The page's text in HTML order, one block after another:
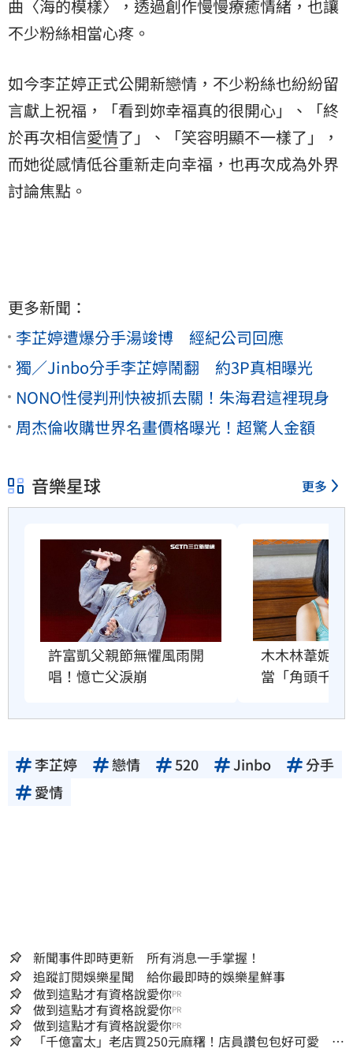
曲〈海的模樣〉，透過創作慢慢療癒情緒，也讓
不少粉絲相當心疼。
如今李芷婷正式公開新戀情，不少粉絲也紛紛留
言獻上祝福，「看到妳幸福真的很開心」、「終
於再次相信愛情了」、「笑容明顯不一樣了」，
而她從感情低谷重新走向幸福，也再次成為外界
討論焦點。
更多新聞：
李芷婷遭爆分手湯竣博 經紀公司回應
獨／Jinbo分手李芷婷鬧翻 約3P真相曝光
NONO性侵判刑快被抓去關！朱海君這裡現身
周杰倫收購世界名畫價格曝光！超驚人金額
音樂星球 更多
許富凱父親節無懼風雨開
唱！憶亡父淚崩
木木林葦妮26
當「角頭千金
李芷婷 戀情 520 Jinbo
分手
愛情
新聞事件即時更新 所有消息一手掌握！
追蹤訂閱娛樂星聞 給你最即時的娛樂星鮮事
做到這點才有資格說愛你PR
做到這點才有資格說愛你PR
做到這點才有資格說愛你PR
「千億富太」老店買250元麻糬！店員讚包包好可愛 笑